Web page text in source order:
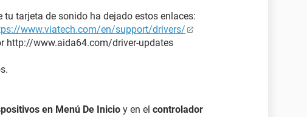
tu tarjeta de sonido ha dejado estos enlaces:
www.viatech.com/en/support/drivers/
http://www.aida64.com/driver-updates
en Menú De Inicio y en el controlador